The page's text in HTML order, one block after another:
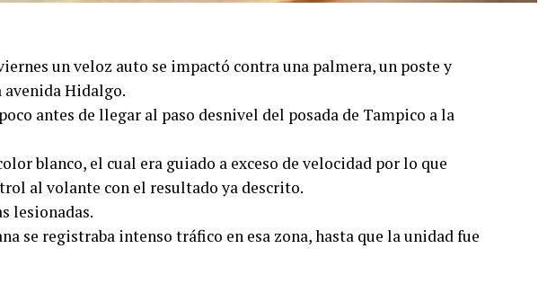
un veloz auto se impactó contra una palmera, un poste y
Hidalgo.
antes de llegar al paso desnivel del posada de Tampico a la
blanco, el cual era guiado a exceso de velocidad por lo que
al volante con el resultado ya descrito.
lesionadas.
se registraba intenso tráfico en esa zona, hasta que la unidad fue